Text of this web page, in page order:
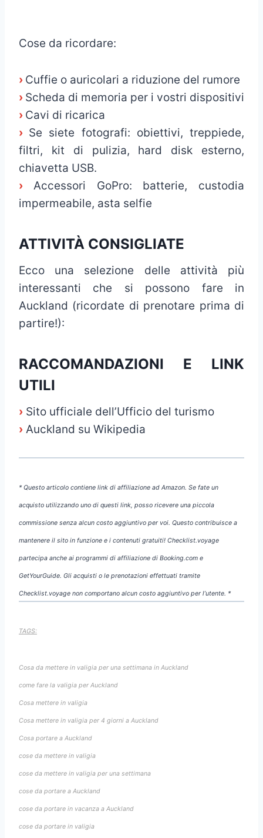
Cose da ricordare:
› Cuffie o auricolari a riduzione del rumore
› Scheda di memoria per i vostri dispositivi
› Cavi di ricarica
› Se siete fotografi: obiettivi, treppiede,
filtri, kit di pulizia, hard disk esterno,
chiavetta USB.
› Accessori GoPro: batterie, custodia
impermeabile, asta selfie
ATTIVITÀ CONSIGLIATE
Ecco una selezione delle attività più
interessanti che si possono fare in
Auckland (ricordate di prenotare prima di
partire!):
RACCOMANDAZIONI E LINK
UTILI
› Sito ufficiale dell’Ufficio del turismo
› Auckland su Wikipedia
* Questo articolo contiene link di affiliazione ad Amazon. Se fate un
acquisto utilizzando uno di questi link, posso ricevere una piccola
commissione senza alcun costo aggiuntivo per voi. Questo contribuisce a
mantenere il sito in funzione e i contenuti gratuiti! Checklist.voyage
partecipa anche ai programmi di affiliazione di Booking.com e
GetYourGuide. Gli acquisti o le prenotazioni effettuati tramite
Checklist.voyage non comportano alcun costo aggiuntivo per l’utente. *
TAGS:
Cosa da mettere in valigia per una settimana in Auckland
come fare la valigia per Auckland
Cosa mettere in valigia
Cosa mettere in valigia per 4 giorni a Auckland
Cosa portare a Auckland
cose da mettere in valigia
cose da mettere in valigia per una settimana
cose da portare a Auckland
cose da portare in vacanza a Auckland
cose da portare in valigia